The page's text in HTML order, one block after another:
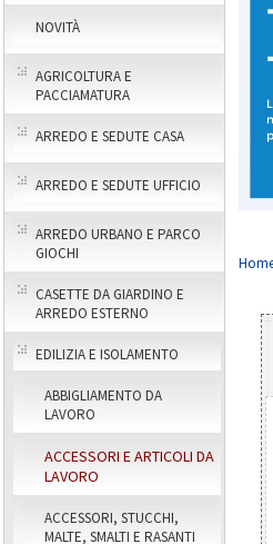
NOVITÀ
AGRICOLTURA E
PACCIAMATURA
ARREDO E SEDUTE CASA
ARREDO E SEDUTE UFFICIO
ARREDO URBANO E PARCO
GIOCHI
CASETTE DA GIARDINO E
ARREDO ESTERNO
EDILIZIA E ISOLAMENTO
ABBIGLIAMENTO DA
LAVORO
ACCESSORI E ARTICOLI DA
LAVORO
ACCESSORI, STUCCHI,
MALTE, SMALTI E RASANTI